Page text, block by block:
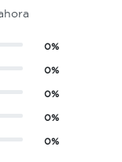
0%
0%
0%
0%
0%